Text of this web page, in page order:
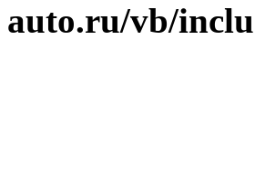
auto.ru/vb/